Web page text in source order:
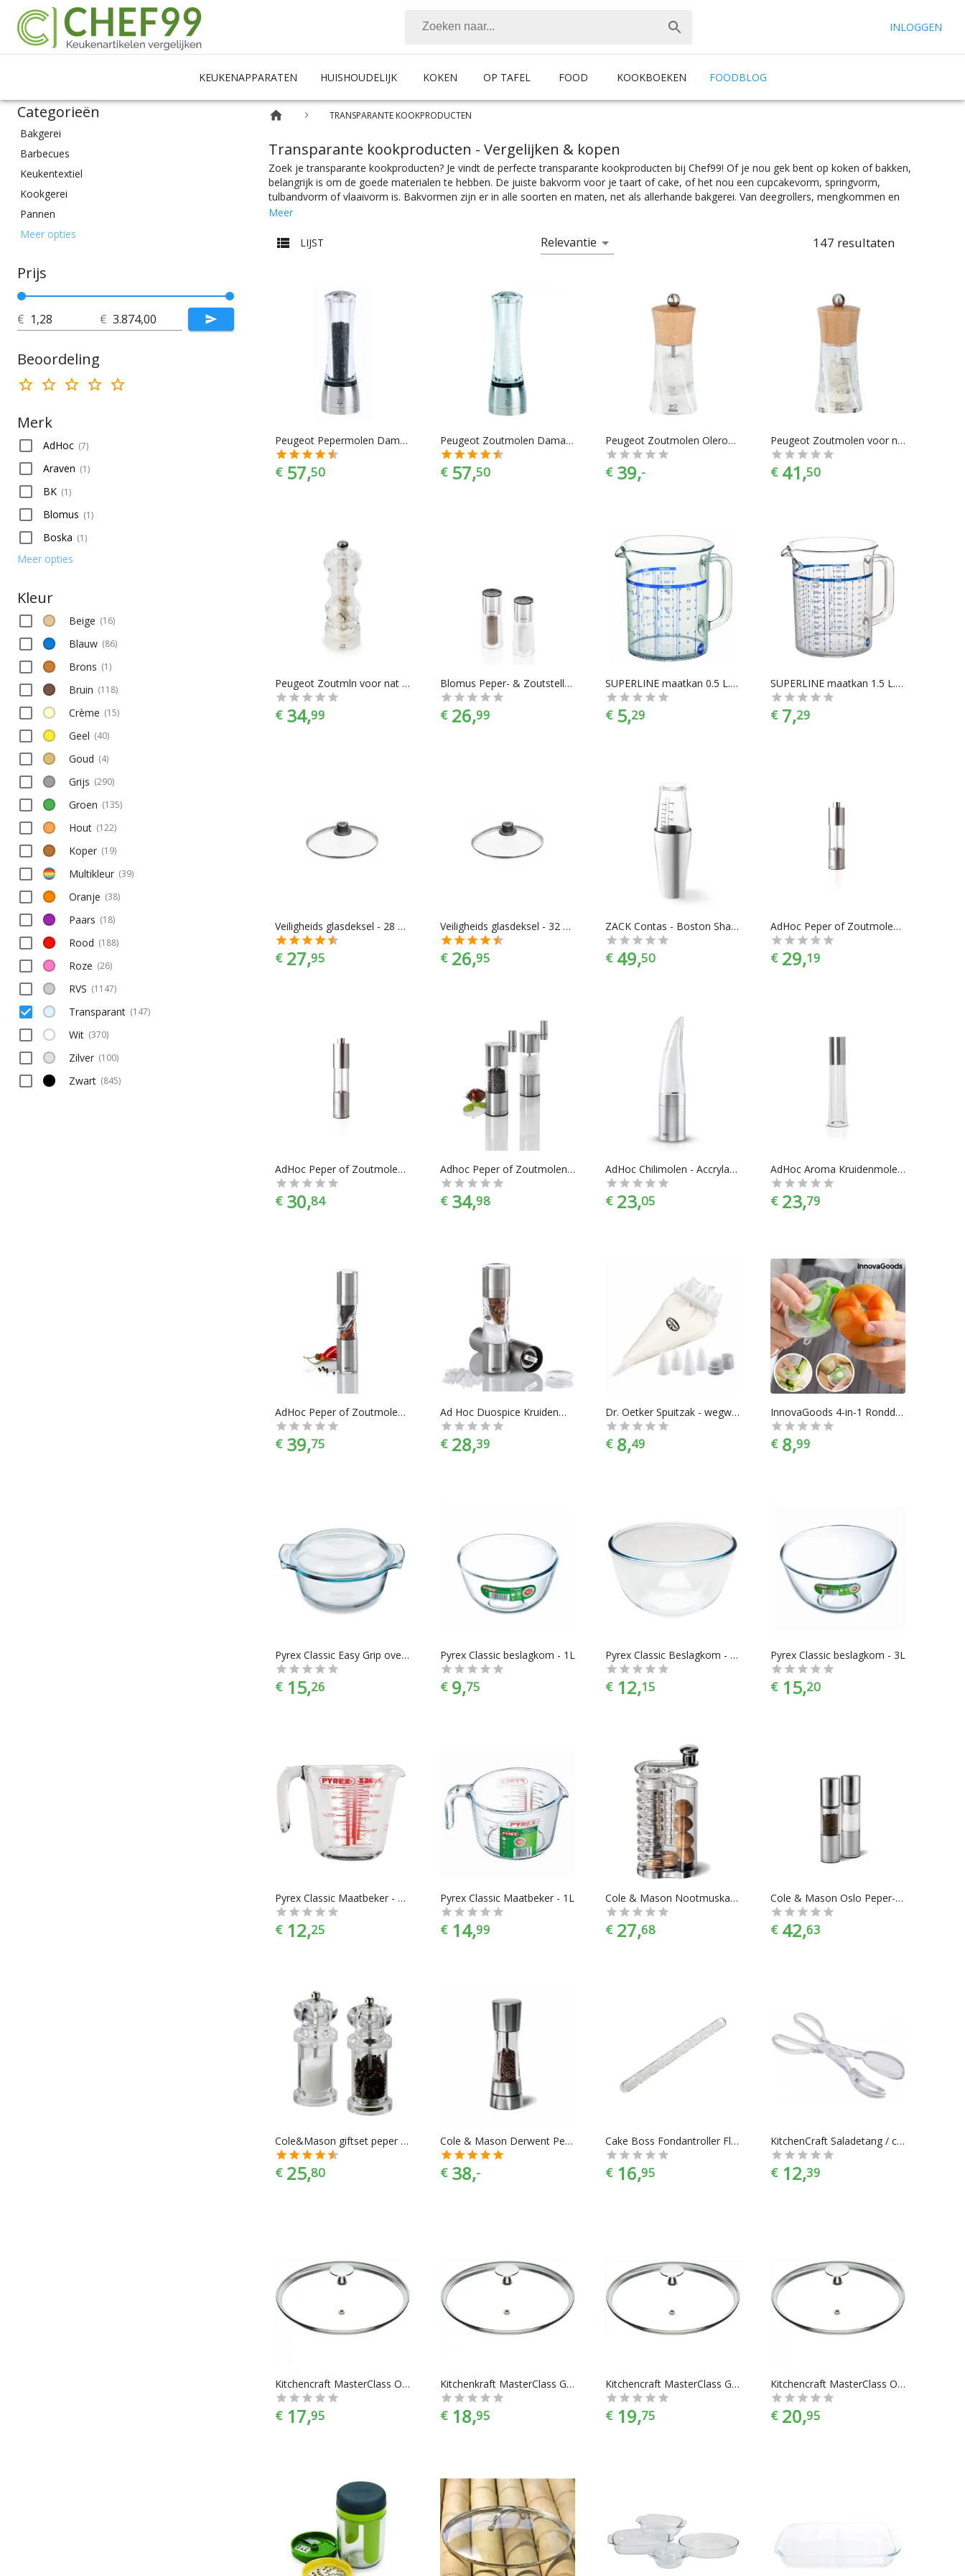
INLOGGEN
KEUKENAPPARATEN HUISHOUDELIJK KOKEN OP TAFEL FOOD KOOKBOEKEN FOODBLOG
Categorieën
Bakgerei
Barbecues
Keukentextiel
Kookgerei
Pannen
Snijden & Knippen
Meer opties
Prijs
€ €
Beoordeling
Merk
AdHoc (7)
Araven (1)
BK (1)
Blomus (1)
Boska (1)
Meer opties
Kleur
Beige (16)
Blauw (86)
Brons (1)
Bruin (118)
Crème (15)
Geel (40)
Goud (4)
Grijs (290)
Groen (135)
Hout (122)
Koper (19)
Multikleur (39)
Oranje (38)
Paars (18)
Rood (188)
Roze (26)
RVS (1147)
Transparant (147)
Wit (370)
Zilver (100)
Zwart (845)
TRANSPARANTE KOOKPRODUCTEN
Transparante kookproducten - Vergelijken & kopen
Zoek je transparante kookproducten? Je vindt de perfecte transparante kookproducten bij Chef99! Of je nou gek bent op koken of bakken,
belangrijk is om de goede materialen te hebben. De juiste bakvorm voor je taart of cake, of het nou een cupcakevorm, springvorm,
tulbandvorm of vlaaivorm is. Bakvormen zijn er in alle soorten en maten, net als allerhande bakgerei. Van deegrollers, mengkommen en
ramekins, tot spatels, bakwasten en ovenschalen. Ook voor al je kookkunsten heb je natuurlijk de beste attributen nodig. Een goede
basis koken heb je natuurlijk een goede pannenset nodig met daarin bijvoorbeeld een steelpan, een kookpan en een koekenpan. Ben je
meer een buitenkok, dan ga je natuurlijk voor de beste barbecue. Voor al het voorbereidend werk zorg je daarnaast natuurlijk voor de
Meer
LIJST Relevantie 147 resultaten
Peugeot Pepermolen Daman - 21 cm - U-select
€ 57,50
Peugeot Zoutmolen Daman - 21 cm - U-select
€ 57,50
Peugeot Zoutmolen Oleron naturel - 14 cm
€ 39,-
Peugeot Zoutmolen voor nat zeezout Oleron naturel - 14cm
€ 41,50
Peugeot Zoutmln voor nat zeezout Nancy - 18 cm
€ 34,99
Blomus Peper- & Zoutstellen Perea Peper-& zoutstel
€ 26,99
SUPERLINE maatkan 0.5 L. transparent
€ 5,29
SUPERLINE maatkan 1.5 L. transparent
€ 7,29
Veiligheids glasdeksel - 28 cm - Woll
€ 27,95
Veiligheids glasdeksel - 32 cm - Woll
€ 26,95
ZACK Contas - Boston Shaker
€ 49,50
AdHoc Peper of Zoutmolen Classic - RVS - Hoogte 18 cm
€ 29,19
AdHoc Peper of Zoutmolen Classic - RVS - Hoogte 22,5 cm
€ 30,84
Adhoc Peper of Zoutmolen Select - Incl Hevel - 23 cm
€ 34,98
AdHoc Chilimolen - Accrylaat - Staal - 20,5 cm hoog
€ 23,05
AdHoc Aroma Kruidenmolen - RVS - Hoogte 23,5 cm
€ 23,79
AdHoc Peper of Zoutmolen Duospice - Incl. Kruidensnijder - Rvs - Ø 4,5 x 22 cm - Zilverkleurig
€ 39,75
Ad Hoc Duospice Kruidenmolen
€ 28,39
Dr. Oetker Spuitzak - wegwerp set met 10 stuks - incl. 4 spuitmondjes
€ 8,49
InnovaGoods 4-in-1 Ronddraaiende Schiller en Mes
€ 8,99
Pyrex Classic Easy Grip ovenschaal met deksel - Ø 20 cm
€ 15,26
Pyrex Classic beslagkom - 1L
€ 9,75
Pyrex Classic Beslagkom - 21 cm - 2 l
€ 12,15
Pyrex Classic beslagkom - 3L
€ 15,20
Pyrex Classic Maatbeker - 50 cl
€ 12,25
Pyrex Classic Maatbeker - 1L
€ 14,99
Cole & Mason Nootmuskaatmolen - Acryl
€ 27,68
Cole & Mason Oslo Peper- & zoutmolen
€ 42,63
Cole&Mason giftset peper en zoutmolen acryl 14cm
€ 25,80
Cole & Mason Derwent Pepermolen - 1 stuk - Acryl - 190 mm
€ 38,-
Cake Boss Fondantroller Flower & Dots
€ 16,95
KitchenCraft Saladetang / couverts - Kitchen Craft
€ 12,39
Kitchencraft MasterClass Ovenbestendig Glasdeksel 20 cm
€ 17,95
Kitchenkraft MasterClass Glasdeksel Oven Bestendig 24cm
€ 18,95
Kitchencraft MasterClass Glasdeksel Ovenbestendig 26cm
€ 19,75
Kitchencraft MasterClass Ovenbestendig Glasdeksel 28 cm
€ 20,95